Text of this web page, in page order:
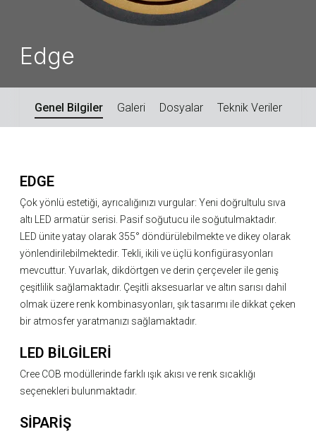
Edge
Genel Bilgiler Galeri Dosyalar Teknik Veriler
EDGE
Çok yönlü estetiği, ayrıcalığınızı vurgular: Yeni doğrultulu sıva
altı LED armatür serisi. Pasif soğutucu ile soğutulmaktadır.
LED ünite yatay olarak 355° döndürülebilmekte ve dikey olarak
yönlendirilebilmektedir. Tekli, ikili ve üçlü konfigürasyonları
mevcuttur. Yuvarlak, dikdörtgen ve derin çerçeveler ile geniş
çeşitlilik sağlamaktadır. Çeşitli aksesuarlar ve altın sarısı dahil
olmak üzere renk kombinasyonları, şık tasarımı ile dikkat çeken
bir atmosfer yaratmanızı sağlamaktadır.
LED BİLGİLERİ
Cree COB modüllerinde farklı ışık akısı ve renk sıcaklığı
seçenekleri bulunmaktadır.
SİPARİŞ